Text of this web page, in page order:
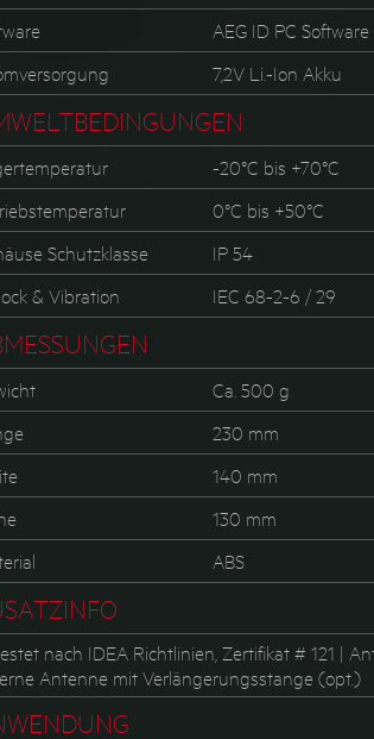
AEG ID PC Software
7,2V Li.-Ion Akku
-20°C bis +70°C
0°C bis +50°C
Schutzklasse
IP 54
& Vibration
IEC 68-2-6 / 29
Ca. 500 g
230 mm
140 mm
130 mm
ABS
nach IDEA Richtlinien, Zertifikat # 121 |
Antenne mit Verlängerungsstange (opt.)